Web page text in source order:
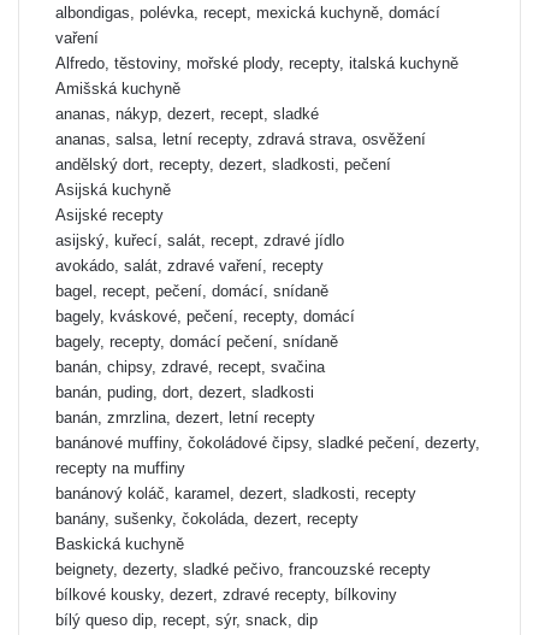
albondigas, polévka, recept, mexická kuchyně, domácí
vaření
Alfredo, těstoviny, mořské plody, recepty, italská kuchyně
Amišská kuchyně
ananas, nákyp, dezert, recept, sladké
ananas, salsa, letní recepty, zdravá strava, osvěžení
andělský dort, recepty, dezert, sladkosti, pečení
Asijská kuchyně
Asijské recepty
asijský, kuřecí, salát, recept, zdravé jídlo
avokádo, salát, zdravé vaření, recepty
bagel, recept, pečení, domácí, snídaně
bagely, kváskové, pečení, recepty, domácí
bagely, recepty, domácí pečení, snídaně
banán, chipsy, zdravé, recept, svačina
banán, puding, dort, dezert, sladkosti
banán, zmrzlina, dezert, letní recepty
banánové muffiny, čokoládové čipsy, sladké pečení, dezerty,
recepty na muffiny
banánový koláč, karamel, dezert, sladkosti, recepty
banány, sušenky, čokoláda, dezert, recepty
Baskická kuchyně
beignety, dezerty, sladké pečivo, francouzské recepty
bílkové kousky, dezert, zdravé recepty, bílkoviny
bílý queso dip, recept, sýr, snack, dip